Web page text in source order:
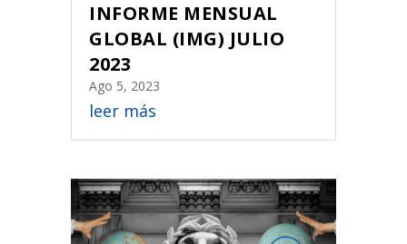
INFORME MENSUAL
GLOBAL (IMG) JULIO
2023
Ago 5, 2023
leer más